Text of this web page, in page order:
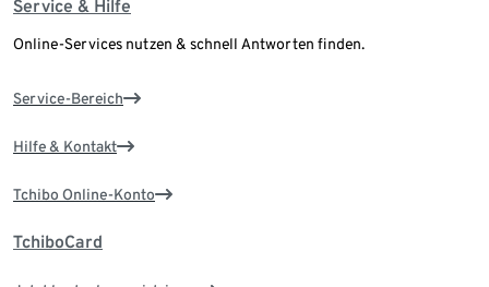
Service & Hilfe
Online-Services nutzen & schnell Antworten finden.
Service-Bereich
Hilfe & Kontakt
Tchibo Online-Konto
TchiboCard